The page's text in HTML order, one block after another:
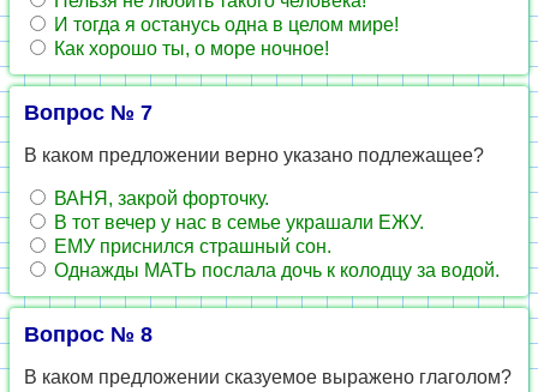
И тогда я останусь одна в целом мире!
Как хорошо ты, о море ночное!
Вопрос № 7
В каком предложении верно указано подлежащее?
ВАНЯ, закрой форточку.
В тот вечер у нас в семье украшали ЕЖУ.
ЕМУ приснился страшный сон.
Однажды МАТЬ послала дочь к колодцу за водой.
Вопрос № 8
В каком предложении сказуемое выражено глаголом?